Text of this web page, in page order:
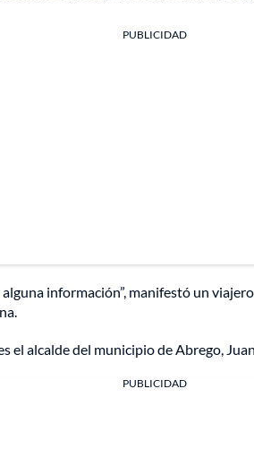
PUBLICIDAD
información”, manifestó un
el alcalde del municipio de Abrego,
PUBLICIDAD